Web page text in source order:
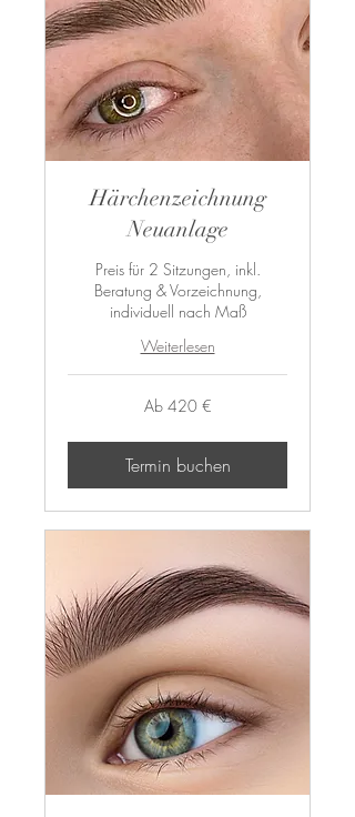
Härchenzeichnung
Neuanlage
Preis für 2 Sitzungen, inkl.
Beratung & Vorzeichnung,
individuell nach Maß
Weiterlesen
Ab 420 €
Termin buchen